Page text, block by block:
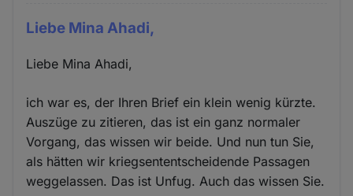
Liebe Mina Ahadi,
Liebe Mina Ahadi,
ich war es, der Ihren Brief ein klein wenig kürzte.
Auszüge zu zitieren, das ist ein ganz normaler
Vorgang, das wissen wir beide. Und nun tun Sie,
als hätten wir kriegsententscheidende Passagen
weggelassen. Das ist Unfug. Auch das wissen Sie.